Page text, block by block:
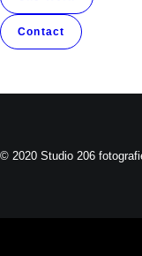
Contact
© 2020 Studio 206